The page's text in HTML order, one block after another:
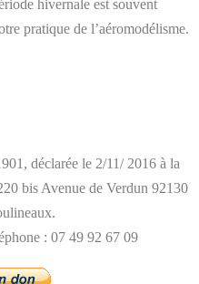
hivernale est souvent
pratique de l’aéromodélisme.
déclarée le 2/11/ 2016 à la
bis Avenue de Verdun 92130
: 07 49 92 67 09